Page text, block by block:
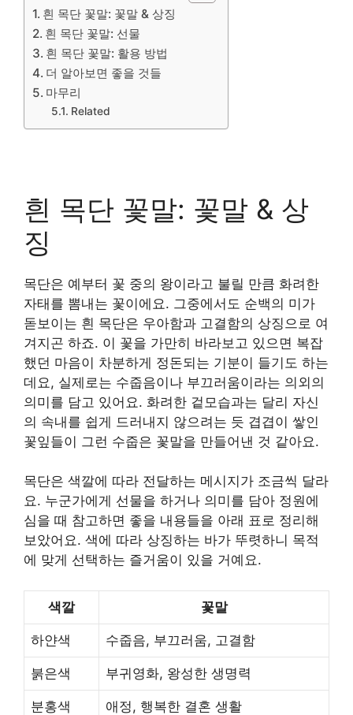
흰 목단 꽃말: 꽃말 & 상징
흰 목단 꽃말: 선물
흰 목단 꽃말: 활용 방법
더 알아보면 좋을 것들
마무리
Related
흰 목단 꽃말: 꽃말 & 상
징
목단은 예부터 꽃 중의 왕이라고 불릴 만큼 화려한
자태를 뽐내는 꽃이에요. 그중에서도 순백의 미가
돋보이는 흰 목단은 우아함과 고결함의 상징으로 여
겨지곤 하죠. 이 꽃을 가만히 바라보고 있으면 복잡
했던 마음이 차분하게 정돈되는 기분이 들기도 하는
데요, 실제로는 수줍음이나 부끄러움이라는 의외의
의미를 담고 있어요. 화려한 겉모습과는 달리 자신
의 속내를 쉽게 드러내지 않으려는 듯 겹겹이 쌓인
꽃잎들이 그런 수줍은 꽃말을 만들어낸 것 같아요.
목단은 색깔에 따라 전달하는 메시지가 조금씩 달라
요. 누군가에게 선물을 하거나 의미를 담아 정원에
심을 때 참고하면 좋을 내용들을 아래 표로 정리해
보았어요. 색에 따라 상징하는 바가 뚜렷하니 목적
에 맞게 선택하는 즐거움이 있을 거예요.
색깔 꽃말
하얀색 수줍음, 부끄러움, 고결함
붉은색 부귀영화, 왕성한 생명력
분홍색 애정, 행복한 결혼 생활